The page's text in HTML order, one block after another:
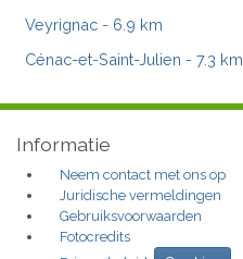
Veyrignac - 6.9 km
Cénac-et-Saint-Julien - 7.3 km
Informatie
Neem contact met ons op
Juridische vermeldingen
Gebruiksvoorwaarden
Fotocredits